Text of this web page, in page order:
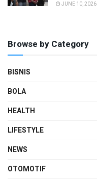
JUNE 10, 2026
Browse by Category
BISNIS
BOLA
HEALTH
LIFESTYLE
NEWS
OTOMOTIF